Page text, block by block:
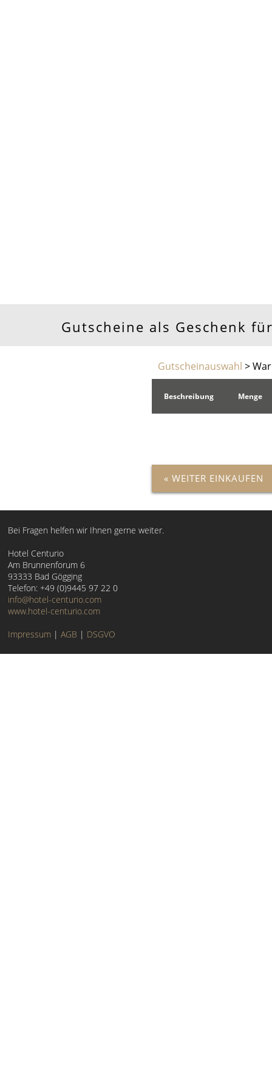
Gutscheine als Geschenk
Gutscheinauswahl >
Beschreibung Menge
« WEITER EINKAUFEN
Bei Fragen helfen wir Ihnen gerne weiter.
Hotel Centurio
Am Brunnenforum 6
93333 Bad Gögging
Telefon: +49 (0)9445 97 22 0
info@hotel-centurio.com
www.hotel-centurio.com
Impressum | AGB | DSGVO